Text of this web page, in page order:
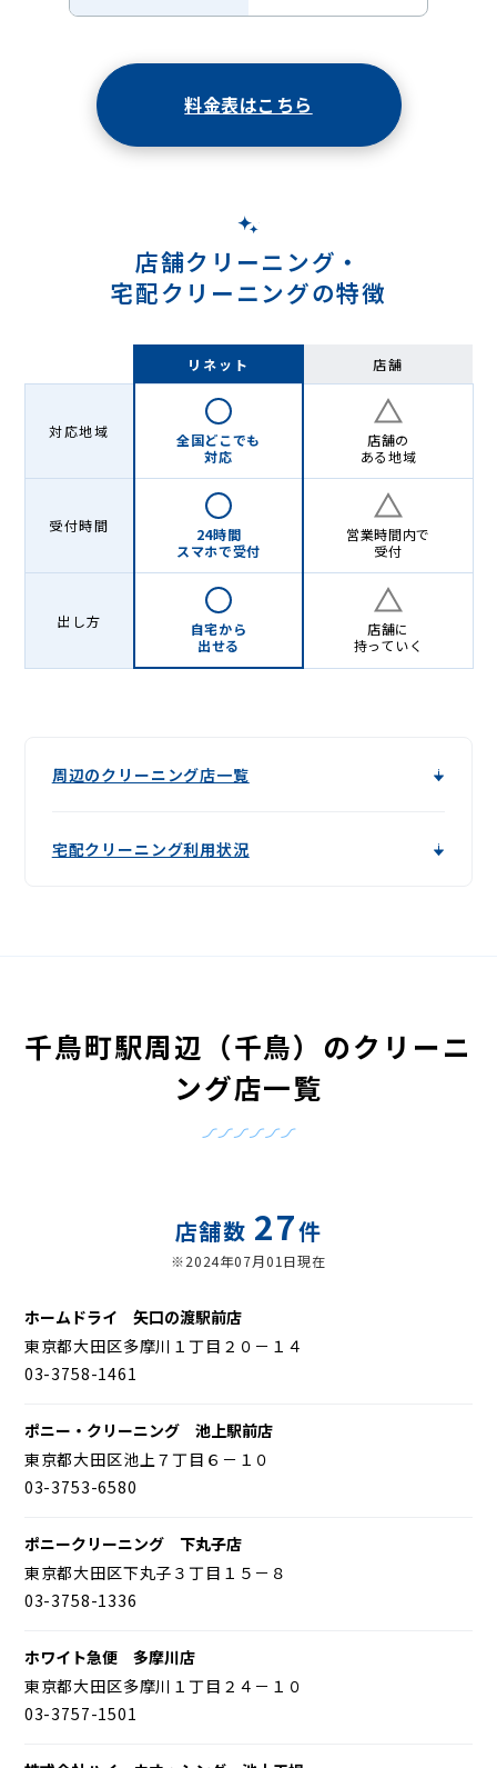
料金表はこちら
店舗クリーニング・
宅配クリーニングの特徴
リネット 店舗
対応地域
全国どこでも
対応
店舗の
ある地域
受付時間
24時間
スマホで受付
営業時間内で
受付
出し方
自宅から
出せる
店舗に
持っていく
周辺のクリーニング店一覧
宅配クリーニング利用状況
千鳥町駅周辺（千鳥）のクリーニ
ング店一覧
店舗数 27件
※2024年07月01日現在
ホームドライ 矢口の渡駅前店
東京都大田区多摩川１丁目２０－１４
03-3758-1461
ポニー・クリーニング 池上駅前店
東京都大田区池上７丁目６－１０
03-3753-6580
ポニークリーニング 下丸子店
東京都大田区下丸子３丁目１５－８
03-3758-1336
ホワイト急便 多摩川店
東京都大田区多摩川１丁目２４－１０
03-3757-1501